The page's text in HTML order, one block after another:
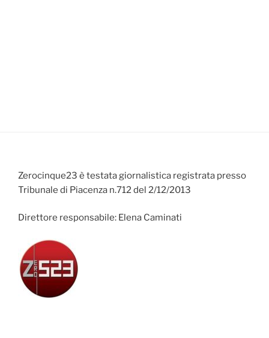
Zerocinque23 è testata giornalistica registrata presso
Tribunale di Piacenza n.712 del 2/12/2013
Direttore responsabile: Elena Caminati